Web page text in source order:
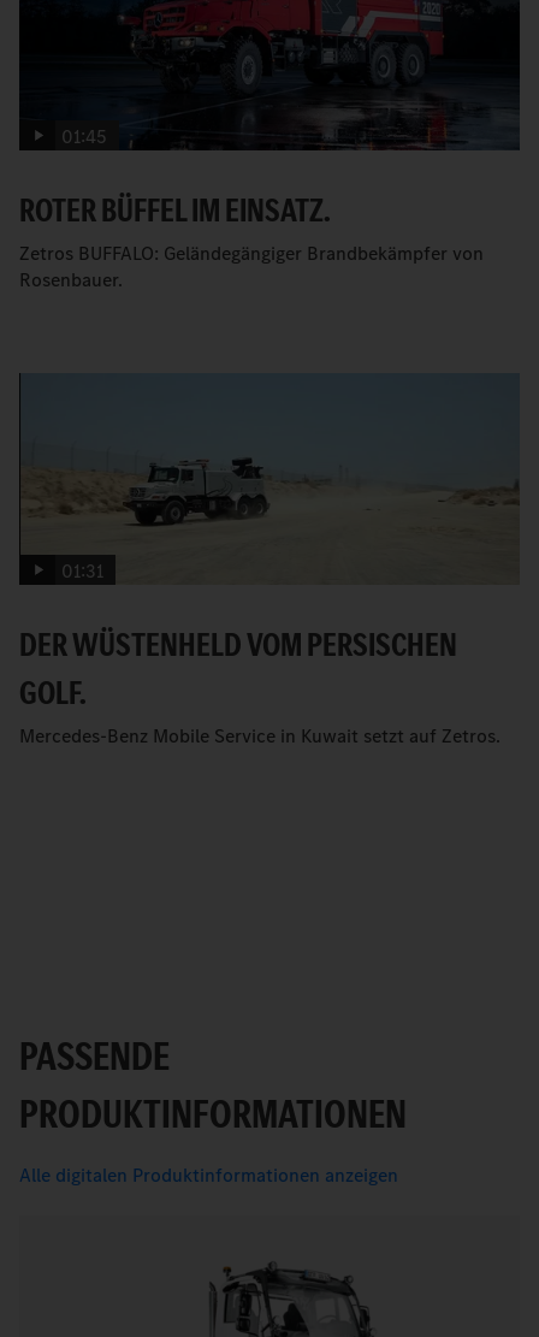
01:45
ROTER BÜFFEL IM EINSATZ.
Zetros BUFFALO: Geländegängiger Brandbekämpfer von
Rosenbauer.
01:31
DER WÜSTENHELD VOM PERSISCHEN
GOLF.
Mercedes-Benz Mobile Service in Kuwait setzt auf Zetros.
PASSENDE
PRODUKTINFORMATIONEN
Alle digitalen Produktinformationen anzeigen